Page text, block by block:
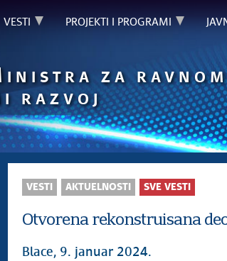
VESTI PROJEKTI I PROGRAMI
INISTRA ZA
RAZVOJ
VESTI AKTUELNOSTI SVE VESTI
Otvorena rekonstruisana
Blace, 9. januar 2024.